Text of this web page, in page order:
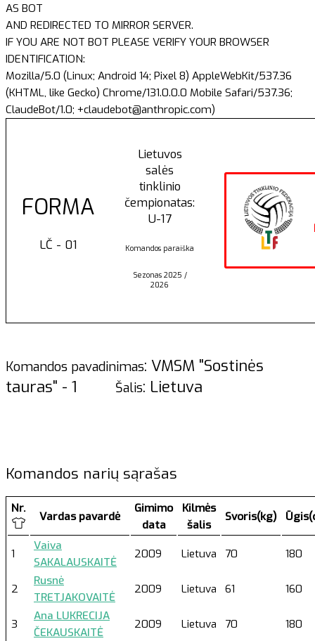
AS BOT
AND REDIRECTED TO MIRROR SERVER.
IF YOU ARE NOT BOT PLEASE VERIFY YOUR BROWSER
IDENTIFICATION:
Mozilla/5.0 (Linux; Android 14; Pixel 8) AppleWebKit/537.36
(KHTML, like Gecko) Chrome/131.0.0.0 Mobile Safari/537.36;
ClaudeBot/1.0; +claudebot@anthropic.com)
FORMA
LČ - 01
Lietuvos
salės
tinklinio
čempionatas:
U-17
Komandos paraiška
Sezonas 2025 /
2026
Komandos pavadinimas: VMSM "Sostinės
tauras" - 1
Šalis: Lietuva
Komandos narių sąrašas
Nr.
Vardas pavardė
Gimimo
data
Kilmės
šalis
Svoris(kg)
1
Vaiva
SAKALAUSKAITĖ
2009 Lietuva 70 180
2
Rusnė
TRETJAKOVAITĖ
2009 Lietuva 61 160
3
Ana LUKRECIJA
ČEKAUSKAITĖ
2009 Lietuva 70 180